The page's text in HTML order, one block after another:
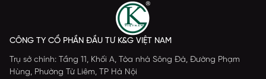
CÔNG TY CỔ PHẦN ĐẦU TƯ K&G VIỆT NAM
Trụ sở chính: Tầng 11, Khối A, Tòa nhà Sông Đà, Đường Phạm
Hùng, Phường Từ Liêm, TP Hà Nội